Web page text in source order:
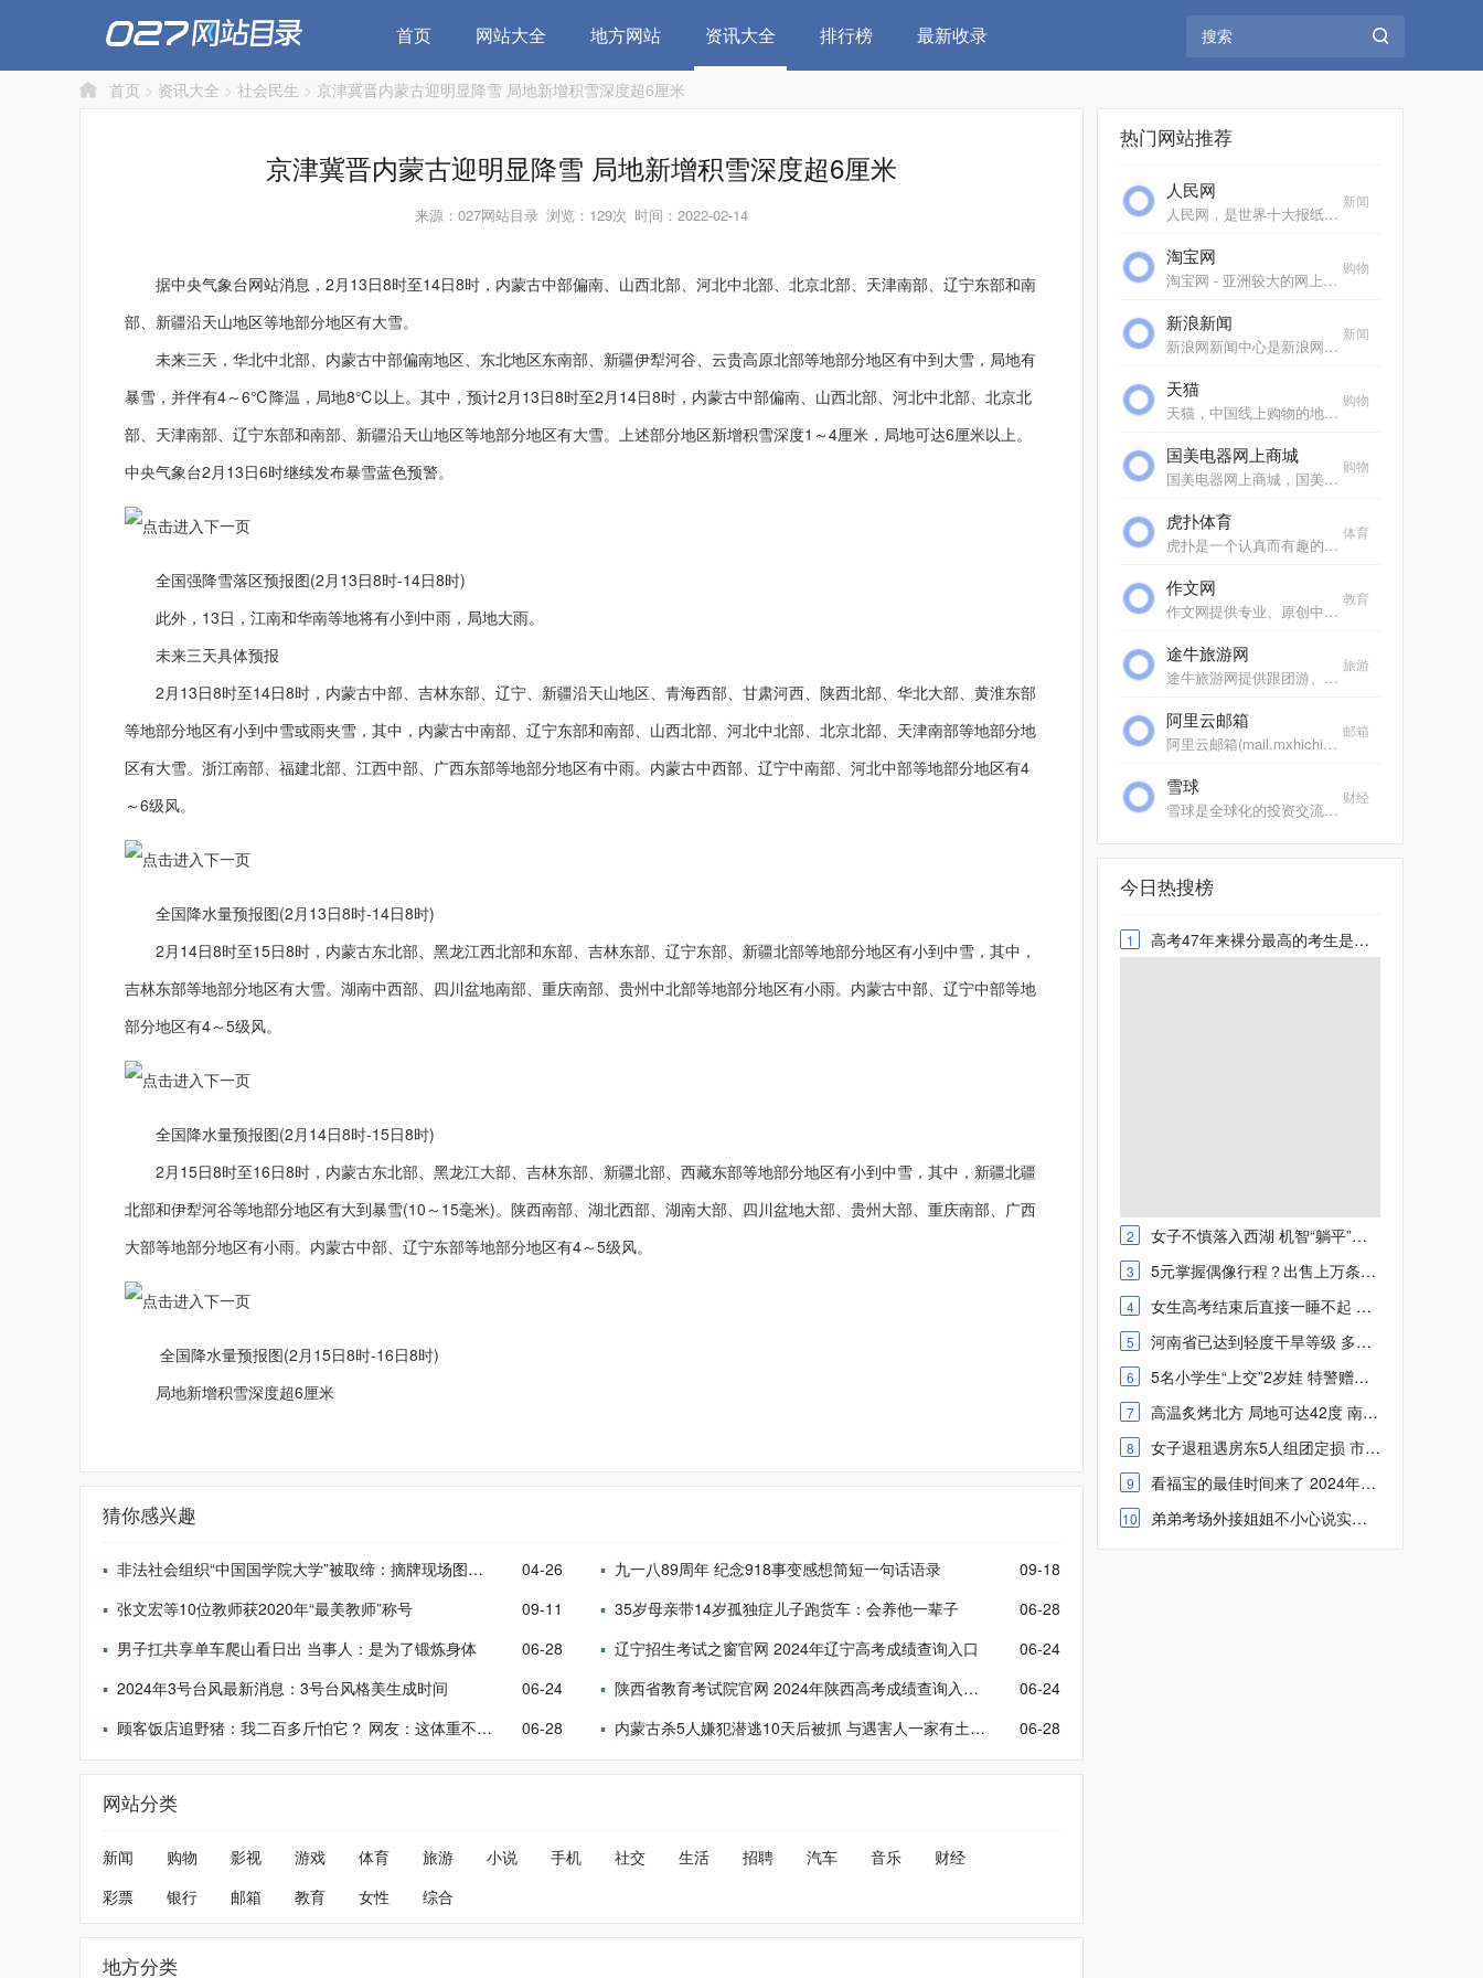
首页 网站大全 地方网站 资讯大全 排行榜 最新收录
首页 > 资讯大全 > 社会民生 > 京津冀晋内蒙古迎明显降雪 局地新增积雪深度超6厘米
京津冀晋内蒙古迎明显降雪 局地新增积雪深度超6厘米
来源：027网站目录 浏览：129次 时间：2022-02-14
据中央气象台网站消息，2月13日8时至14日8时，内蒙古中部偏南、山西北部、河北中北部、北京北部、天津南部、辽宁东部和南
部、新疆沿天山地区等地部分地区有大雪。
未来三天，华北中北部、内蒙古中部偏南地区、东北地区东南部、新疆伊犁河谷、云贵高原北部等地部分地区有中到大雪，局地有
暴雪，并伴有4～6℃降温，局地8℃以上。其中，预计2月13日8时至2月14日8时，内蒙古中部偏南、山西北部、河北中北部、北京北
部、天津南部、辽宁东部和南部、新疆沿天山地区等地部分地区有大雪。上述部分地区新增积雪深度1～4厘米，局地可达6厘米以上。
中央气象台2月13日6时继续发布暴雪蓝色预警。
全国强降雪落区预报图(2月13日8时-14日8时)
此外，13日，江南和华南等地将有小到中雨，局地大雨。
未来三天具体预报
2月13日8时至14日8时，内蒙古中部、吉林东部、辽宁、新疆沿天山地区、青海西部、甘肃河西、陕西北部、华北大部、黄淮东部
等地部分地区有小到中雪或雨夹雪，其中，内蒙古中南部、辽宁东部和南部、山西北部、河北中北部、北京北部、天津南部等地部分地
区有大雪。浙江南部、福建北部、江西中部、广西东部等地部分地区有中雨。内蒙古中西部、辽宁中南部、河北中部等地部分地区有4
～6级风。
全国降水量预报图(2月13日8时-14日8时)
2月14日8时至15日8时，内蒙古东北部、黑龙江西北部和东部、吉林东部、辽宁东部、新疆北部等地部分地区有小到中雪，其中，
吉林东部等地部分地区有大雪。湖南中西部、四川盆地南部、重庆南部、贵州中北部等地部分地区有小雨。内蒙古中部、辽宁中部等地
部分地区有4～5级风。
全国降水量预报图(2月14日8时-15日8时)
2月15日8时至16日8时，内蒙古东北部、黑龙江大部、吉林东部、新疆北部、西藏东部等地部分地区有小到中雪，其中，新疆北疆
北部和伊犁河谷等地部分地区有大到暴雪(10～15毫米)。陕西南部、湖北西部、湖南大部、四川盆地大部、贵州大部、重庆南部、广西
大部等地部分地区有小雨。内蒙古中部、辽宁东部等地部分地区有4～5级风。
全国降水量预报图(2月15日8时-16日8时)
局地新增积雪深度超6厘米
猜你感兴趣
非法社会组织“中国国学院大学”被取缔：摘牌现场图曝光 04-26 九一八89周年 纪念918事变感想简短一句话语录
09-18
张文宏等10位教师获2020年“最美教师”称号
09-11 35岁母亲带14岁孤独症儿子跑货车：会养他一辈子
06-28
男子扛共享单车爬山看日出 当事人：是为了锻炼身体
06-28 辽宁招生考试之窗官网 2024年辽宁高考成绩查询入口
06-24
2024年3号台风最新消息：3号台风格美生成时间
06-24 陕西省教育考试院官网 2024年陕西高考成绩查询入口方式
06-24
顾客饭店追野猪：我二百多斤怕它？ 网友：这体重不是盖的
06-28 内蒙古杀5人嫌犯潜逃10天后被抓 与遇害人一家有土地纠纷 06-28
网站分类
新闻 购物 影视 游戏 体育 旅游 小说 手机 社交 生活 招聘 汽车 音乐
财经
彩票
银行 邮箱 教育 女性 综合
地方分类
热门网站推荐
人民网
人民网，是世界十大报纸之一《人民日报》建设的以新闻为主的大型网上信息发布平台，也是互联网上最大的中文和多语种新闻网站之一。作为国家重点新闻网站，人民网以新闻报道...
新闻
淘宝网
淘宝网 - 亚洲较大的网上交易平台，提供各类服饰、美容、家居、数码、话费/点卡充值… 数亿优质商品，同时提供担保交易(先收货后付款)等安全交易保障服务，并由商家提供退货...
购物
新浪新闻
新浪网新闻中心是新浪网重要的频道之一，24小时滚动报道国内、国际及社会新闻。每日编发新闻数以万计。
新闻
天猫
天猫，中国线上购物的地标网站，亚洲超大的综合性购物平台，拥有10万多品牌商家。每日发布大量国内外商品！正品网购，上天猫！天猫千万大牌正品,品类全，一站购，支付安全，...
购物
国美电器网上商城
国美电器网上商城，国美电器唯一官方网上商城，中国领先的专业家电网购平台。全球品牌电视、洗衣机、电脑、手机、数码、空调、电脑配件、生活电器、网络产品等正品行货，更...
购物
虎扑体育
虎扑是一个认真而有趣的社区，每天有众多jrs在虎扑分享自己对篮球、足球、游戏电竞、运动装备、影视、汽车、数码、情感等一切人和事的见解，热闹、真实、有温度。
体育
作文网
作文网提供专业、原创中小学生作文，包括中考满分作文、高考满分作文、零分作文、优秀作文大全、作文素材、作文辅导、英语作文等，欢迎踊跃投稿。
教育
途牛旅游网
途牛旅游网提供跟团游、自助游、邮轮旅游、自驾游、定制游以及景点门票预订、机票预订、火车票预订服务,还有牛人专线、首付出发旅游等品质高端、价格实惠的旅游路线.全年有...
旅游
阿里云邮箱
阿里云邮箱(mail.mxhichina.com)是专业云端邮箱,安全稳定,全球畅通。支持3g超大附件,垃圾邮件拦截率超过99%,阿里云邮邮件客户端,手机邮箱,支持安卓、ios邮箱收发服务,支持代收163邮箱,邮箱,gmail,hotmail,雅虎邮箱,139邮箱、新浪邮箱等。
邮箱
雪球
雪球是全球化的投资交流平台，给投资者提供跨市场、跨品种的数据查询、新闻订阅和互动交流服务，目前已覆盖A股、港股、美股市场。
财经
今日热搜榜
1 高考47年来裸分最高的考生是谁 史上高考成绩最高分是谁
2 女子不慎落入西湖 机智“躺平”求救 网友：点赞
3 5元掌握偶像行程？出售上万条明星信息 4人被判刑
4 女生高考结束后直接一睡不起 网友：她的大脑正在格式化
5 河南省已达到轻度干旱等级 多地气温将超40℃ 发布高温红色预警
6 5名小学生“上交”2岁娃 特警赠送端午“大礼包”
7 高温炙烤北方 局地可达42度 南方强降雨陷入“车轮战”
8 女子退租遇房东5人组团定损 市场监管部门：拨打12315反映
9 看福宝的最佳时间来了 2024年熊猫福宝对外开放时间每天几点
10 弟弟考场外接姐姐不小心说实话了 网友：这哥俩是要起义